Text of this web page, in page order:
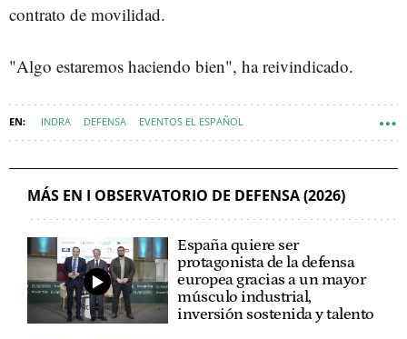
contrato de movilidad.
"Algo estaremos haciendo bien", ha reivindicado.
INDRA DEFENSA EVENTOS EL ESPAÑOL
MÁS EN I OBSERVATORIO DE DEFENSA (2026)
España quiere ser
protagonista de la defensa
europea gracias a un mayor
músculo industrial,
inversión sostenida y talento